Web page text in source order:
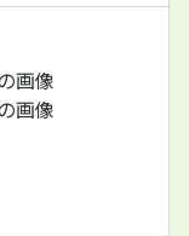
画像
画像